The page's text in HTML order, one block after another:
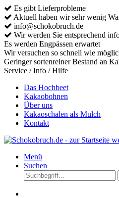
Es gibt Lieferprobleme
Aktuell haben wir sehr wenig
info@schokobruch.de
Wir werden Sie entsprechend
Es werden Engpässen erwartet
Wir versuchen so schnell wie
Geringer sortenreiner Bestand an
Service / Info / Hilfe
Das Hochbeet
Kakaobohnen
Über uns
Kakaoschalen als Mulch
Kontakt
Menü
Suchen